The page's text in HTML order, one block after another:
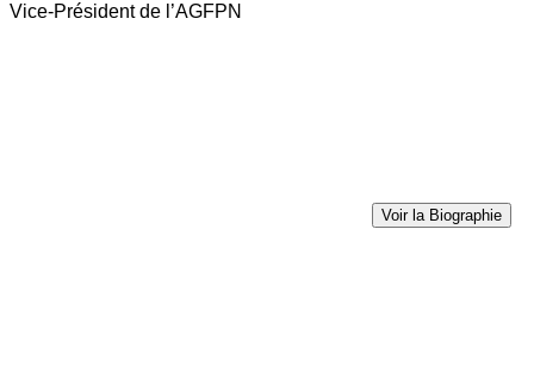
Vice-Président de l’AGFPN
Voir la Biographie